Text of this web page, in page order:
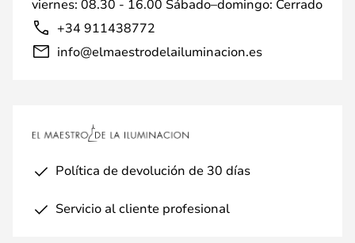
viernes: 08.30 - 16.00 Sábado–domingo: Cerrado
+34 911438772
info@elmaestrodelailuminacion.es
Política de devolución de 30 días
Servicio al cliente profesional